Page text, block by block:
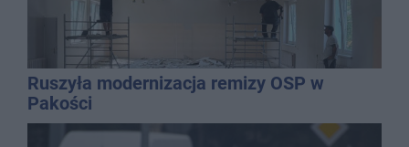
Ruszyła modernizacja remizy OSP w
Pakości